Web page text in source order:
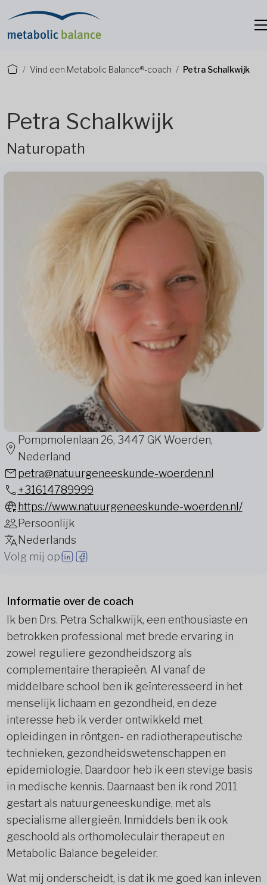
Vind een Metabolic Balance®-coach Petra Schalkwijk
Petra Schalkwijk
Naturopath
Pompmolenlaan 26, 3447 GK Woerden,
Nederland
petra@natuurgeneeskunde-woerden.nl
+31614789999
https://www.natuurgeneeskunde-woerden.nl/
Persoonlijk
Nederlands
Volg mij op
Informatie over de coach
Ik ben Drs. Petra Schalkwijk, een enthousiaste en
betrokken professional met brede ervaring in
zowel reguliere gezondheidszorg als
complementaire therapieën. Al vanaf de
middelbare school ben ik geïnteresseerd in het
menselijk lichaam en gezondheid, en deze
interesse heb ik verder ontwikkeld met
opleidingen in röntgen- en radiotherapeutische
technieken, gezondheidswetenschappen en
epidemiologie. Daardoor heb ik een stevige basis
in medische kennis. Daarnaast ben ik rond 2011
gestart als natuurgeneeskundige, met als
specialisme allergieën. Inmiddels ben ik ook
geschoold als orthomoleculair therapeut en
Metabolic Balance begeleider.
Wat mij onderscheidt, is dat ik me goed kan inleven